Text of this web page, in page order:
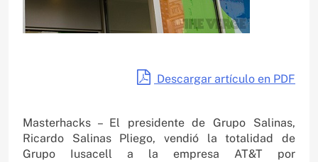
Descargar artículo en PDF
Masterhacks – El presidente de Grupo Salinas,
Ricardo Salinas Pliego, vendió la totalidad de
Grupo Iusacell a la empresa AT&T por